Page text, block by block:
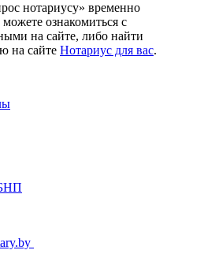
нотариусу» временно
ознакомиться с
на сайте, либо найти
на сайте Нотариус для вас.